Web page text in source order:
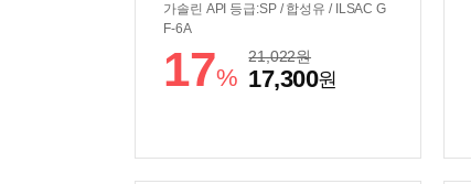
가솔린 API 등급:SP / 합성유 / ILSAC G
F-6A
17%
21,022원
17,300원